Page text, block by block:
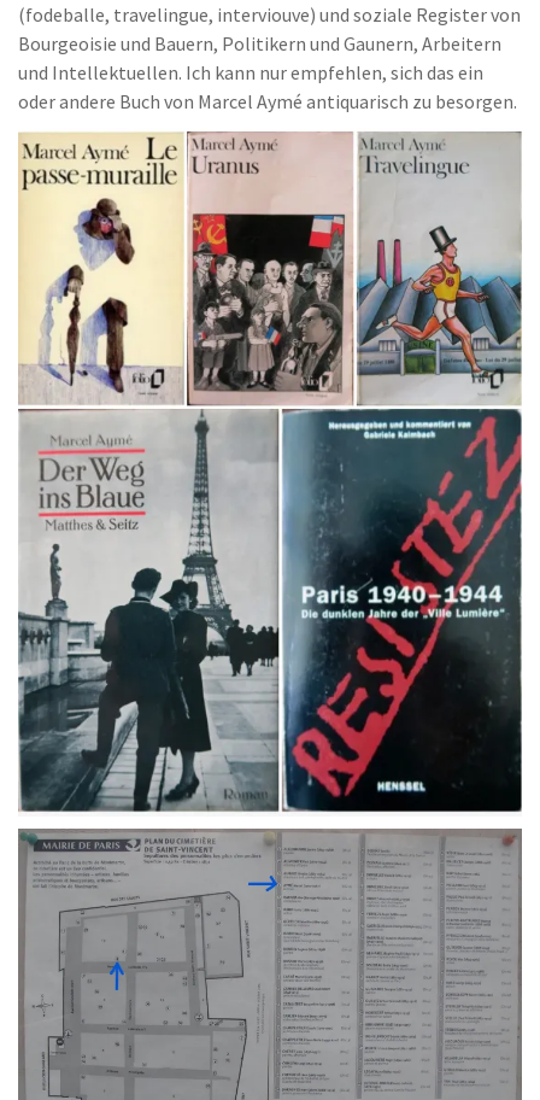
(fodeballe, travelingue, interviouve) und soziale Register von
Bourgeoisie und Bauern, Politikern und Gaunern, Arbeitern
und Intellektuellen. Ich kann nur empfehlen, sich das ein
oder andere Buch von Marcel Aymé antiquarisch zu besorgen.